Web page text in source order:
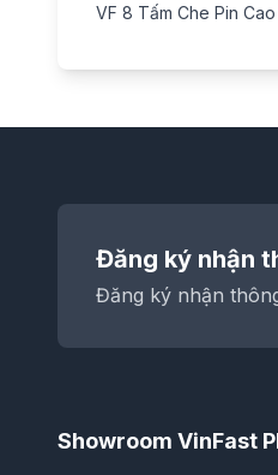
VF 8 Tấm Che Pin
Đăng ký nhận
Đăng ký nhận
Showroom VinFast